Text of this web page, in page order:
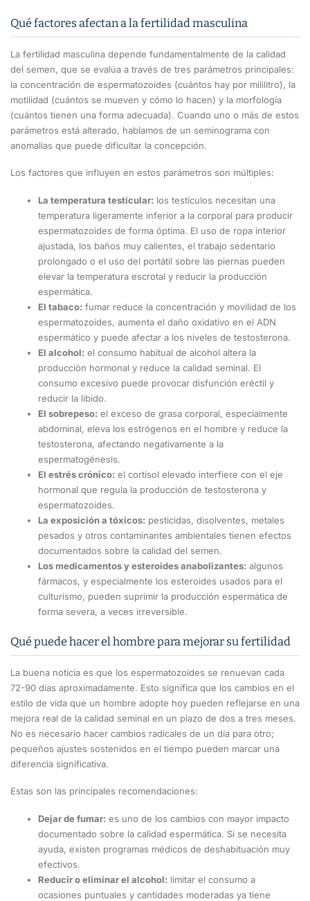
Qué factores afectan a la fertilidad masculina
La fertilidad masculina depende fundamentalmente de la calidad
del semen, que se evalúa a través de tres parámetros principales:
la concentración de espermatozoides (cuántos hay por mililitro), la
motilidad (cuántos se mueven y cómo lo hacen) y la morfología
(cuántos tienen una forma adecuada). Cuando uno o más de estos
parámetros está alterado, hablamos de un seminograma con
anomalías que puede dificultar la concepción.
Los factores que influyen en estos parámetros son múltiples:
La temperatura testicular: los testículos necesitan una
temperatura ligeramente inferior a la corporal para producir
espermatozoides de forma óptima. El uso de ropa interior
ajustada, los baños muy calientes, el trabajo sedentario
prolongado o el uso del portátil sobre las piernas pueden
elevar la temperatura escrotal y reducir la producción
espermática.
El tabaco: fumar reduce la concentración y movilidad de los
espermatozoides, aumenta el daño oxidativo en el ADN
espermático y puede afectar a los niveles de testosterona.
El alcohol: el consumo habitual de alcohol altera la
producción hormonal y reduce la calidad seminal. El
consumo excesivo puede provocar disfunción eréctil y
reducir la libido.
El sobrepeso: el exceso de grasa corporal, especialmente
abdominal, eleva los estrógenos en el hombre y reduce la
testosterona, afectando negativamente a la
espermatogénesis.
El estrés crónico: el cortisol elevado interfiere con el eje
hormonal que regula la producción de testosterona y
espermatozoides.
La exposición a tóxicos: pesticidas, disolventes, metales
pesados y otros contaminantes ambientales tienen efectos
documentados sobre la calidad del semen.
Los medicamentos y esteroides anabolizantes: algunos
fármacos, y especialmente los esteroides usados para el
culturismo, pueden suprimir la producción espermática de
forma severa, a veces irreversible.
Qué puede hacer el hombre para mejorar su fertilidad
La buena noticia es que los espermatozoides se renuevan cada
72-90 días aproximadamente. Esto significa que los cambios en el
estilo de vida que un hombre adopte hoy pueden reflejarse en una
mejora real de la calidad seminal en un plazo de dos a tres meses.
No es necesario hacer cambios radicales de un día para otro;
pequeños ajustes sostenidos en el tiempo pueden marcar una
diferencia significativa.
Estas son las principales recomendaciones:
Dejar de fumar: es uno de los cambios con mayor impacto
documentado sobre la calidad espermática. Si se necesita
ayuda, existen programas médicos de deshabituación muy
efectivos.
Reducir o eliminar el alcohol: limitar el consumo a
ocasiones puntuales y cantidades moderadas ya tiene